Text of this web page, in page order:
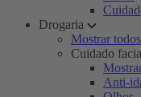
Drogaria
Mostrar todos
Cuidado
Anti-